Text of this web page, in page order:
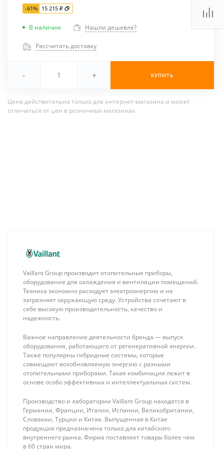
-61% 15 215 ₽
В наличии Нашли дешевле?
Рассчитать доставку
- + КУПИТЬ
Цена действительна только для интернет-магазина и может
отличаться от цен в розничных магазинах
Stout
Vaillant Group производит отопительные приборы,
оборудование для охлаждения и вентиляции помещений.
Техника экономно расходует электроэнергию и не
загрязняет окружающую среду. Устройства сочетают в
себе высокую производительность, качество и
надежность.
Важное направление деятельности бренда — выпуск
оборудования, работающего от регенеративной энергии.
Также популярны гибридные системы, которые
совмещают возобновляемую энергию с разными
отопительными приборами. Такая комбинация лежит в
основе особо эффективных и интеллектуальных систем.
Производство и лаборатории Vaillant Group находятся в
Германии, Франции, Италии, Испании, Великобритании,
Словакии, Турции и Китае. Выпущенная в Китае
продукция предназначена только для китайского
внутреннего рынка. Фирма поставляет товары более чем
в 60 стран мира.